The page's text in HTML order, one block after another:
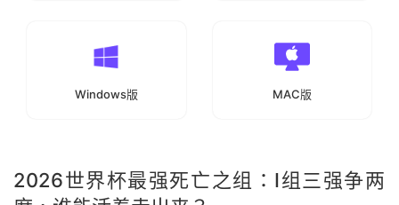
Windows版 MAC版
2026世界杯最强死亡之组：I组三强争两